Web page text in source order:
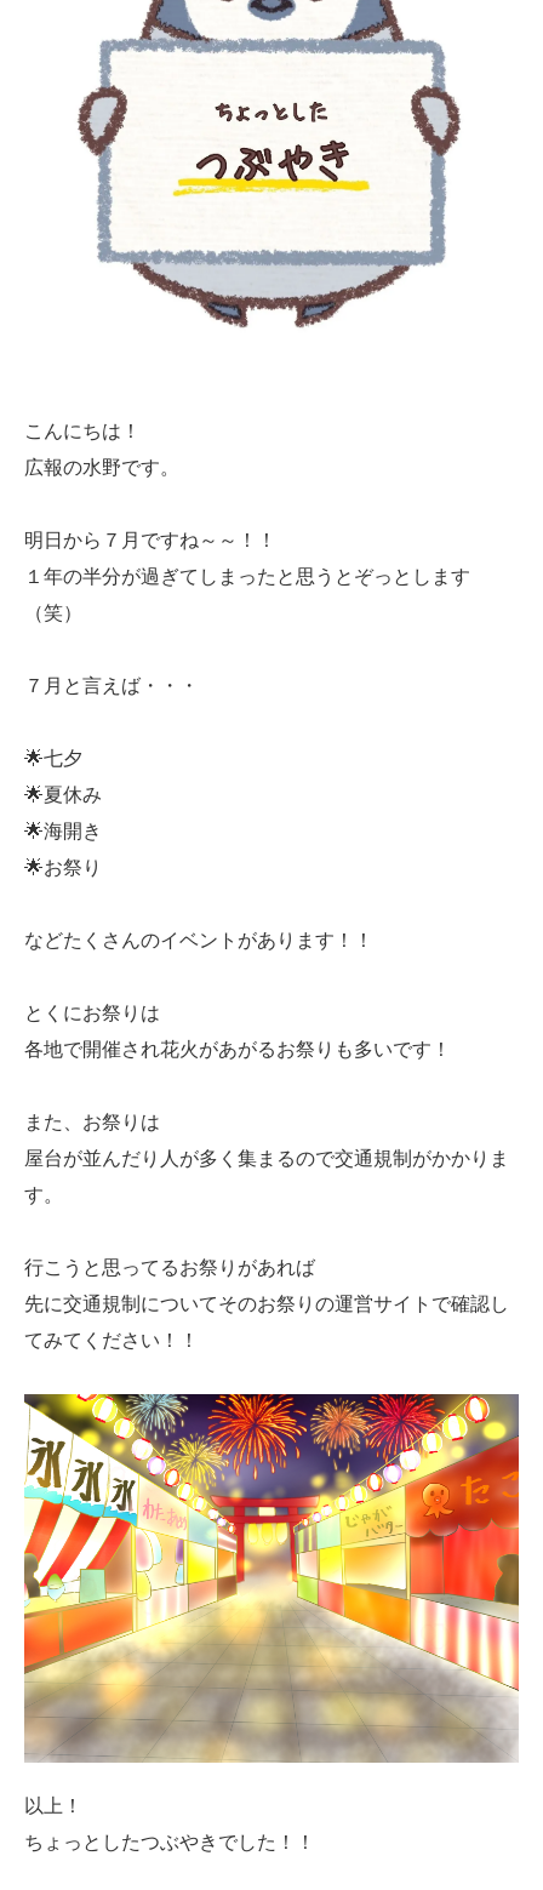
こんにちは！
広報の水野です。
明日から７月ですね～～！！
１年の半分が過ぎてしまったと思うとぞっとします
（笑）
７月と言えば・・・
🌟七夕
🌟夏休み
🌟海開き
🌟お祭り
などたくさんのイベントがあります！！
とくにお祭りは
各地で開催され花火があがるお祭りも多いです！
また、お祭りは
屋台が並んだり人が多く集まるので交通規制がかかりま
す。
行こうと思ってるお祭りがあれば
先に交通規制についてそのお祭りの運営サイトで確認し
てみてください！！
以上！
ちょっとしたつぶやきでした！！